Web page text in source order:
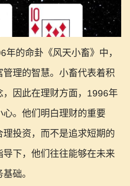
年的命卦《风天小畜》中，
理的智慧。小畜代表着积
，因此在理财方面，1996年
。他们明白理财的重要
投资，而不是追求短期的
下，他们往往能够在未来
础。